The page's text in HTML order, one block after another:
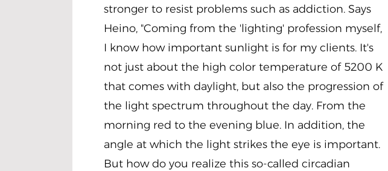
stronger to resist problems such as addiction. Says
Heino, "Coming from the 'lighting' profession myself,
I know how important sunlight is for my clients. It's
not just about the high color temperature of 5200 K
that comes with daylight, but also the progression of
the light spectrum throughout the day. From the
morning red to the evening blue. In addition, the
angle at which the light strikes the eye is important.
But how do you realize this so-called circadian